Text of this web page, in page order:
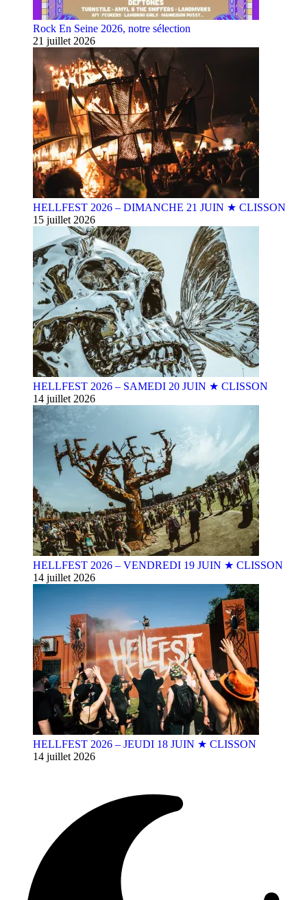
Rock En Seine 2026, notre sélection
21 juillet 2026
HELLFEST 2026 – DIMANCHE 21 JUIN ★ CLISSON
15 juillet 2026
HELLFEST 2026 – SAMEDI 20 JUIN ★ CLISSON
14 juillet 2026
HELLFEST 2026 – VENDREDI 19 JUIN ★ CLISSON
14 juillet 2026
HELLFEST 2026 – JEUDI 18 JUIN ★ CLISSON
14 juillet 2026